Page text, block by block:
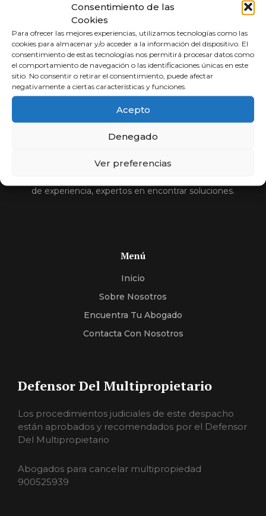
Consentimiento de las
Cookies
Para ofrecer las mejores experiencias, utilizamos tecnologías como las
cookies para almacenar y/o acceder a la información del dispositivo. El
consentimiento de estas tecnologías nos permitirá procesar datos como
el comportamiento de navegación o las identificaciones únicas en este
sitio. No consentir o retirar el consentimiento, puede afectar
negativamente a ciertas características y funciones.
Acepto
Denegado
Ver preferencias
Abogados a
Porcentaje
Compara y elige al mejor abogado.
de experiencia, expertos en encontrar soluciones.
Menú
Inicio
Sobre Nosotros
Encuentra Tu Abogado
Contacta Con Nosotros
Defensor Del Multipropietario
Los procedimientos judiciales de este despacho
están aprobados y recomendados por el Defensor
Del Multipropietario
Abogados para cancelar multipropiedad
900525939